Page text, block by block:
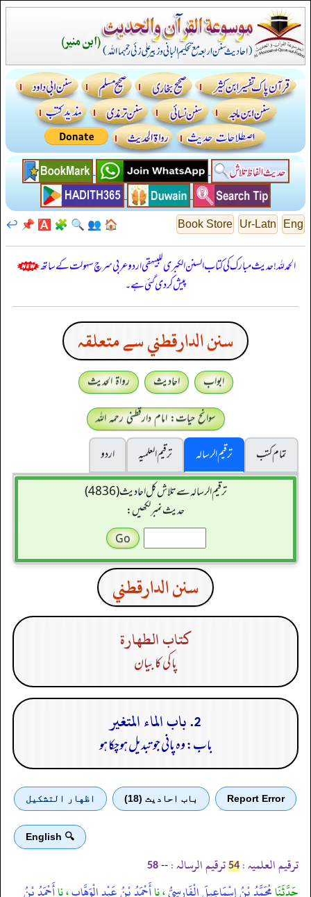
Eng
Ur-Latn
Book Store
🏠
👥
🔍
🧩
🅰️
📌
↩️
الحمدللہ! حدیث مبارک کی کتاب السنن الكبرى للبيهقي اردو عربی سرچ سہولت کے ساتھ
پیش کر دی گئی ہے۔
سنن الدارقطني سے متعلقہ
ابواب احادیث
رواۃ الحدیث
سوانح حیات: امام دارقطنی رحمہ اللہ
تمام کتب
ترقیم الرسالہ ترقیم العلمیہ
اردو
ترقیم الرسالہ سے تلاش کل احادیث (4836)
حدیث نمبر لکھیں:
سنن الدارقطني
كتاب الطهارة
پاکی کا بیان
2. باب الماء المتغير
باب: وہ پانی جو تبدیل ہوچکا ہو
Report Error باب احادیث (18) اظهار التشكيل
🔍 English
ترقیم العلمیہ : 54 ترقیم الرسالہ : --
58
حَدَّثَنَامُحَمَّدُ بْنُ إِسْمَاعِيلَ الْفَارِسِيُّ، ناأَحْمَدُ بْنُ عَبْدِ الْوَهَّابِ، ناأَحْمَدُ بْنُ